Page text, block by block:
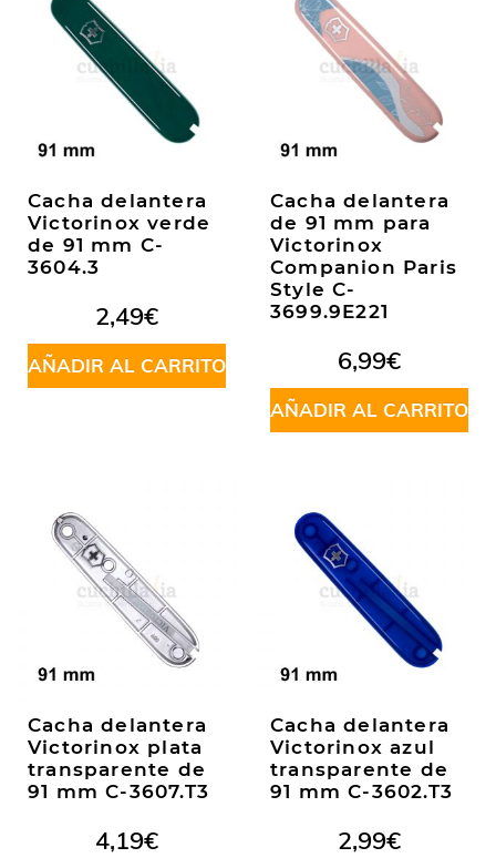
Cacha delantera
Victorinox verde
de 91 mm C-
3604.3
2,49€
AÑADIR AL CARRITO
Cacha delantera
de 91 mm para
Victorinox
Companion Paris
Style C-
3699.9E221
6,99€
AÑADIR AL CARRITO
Cacha delantera
Victorinox plata
transparente de
91 mm C-3607.T3
4,19€
Cacha delantera
Victorinox azul
transparente de
91 mm C-3602.T3
2,99€